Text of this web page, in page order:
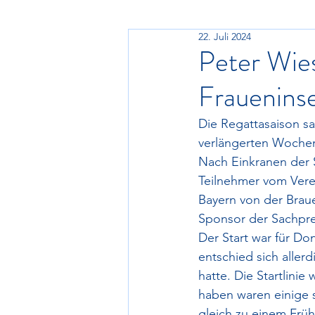
Peter
22. Juli 2024
Die Regattasaison
verlängerten
Nach Einkranen
Teilnehmer vom
Bayern von der
Sponsor der
Der Start war für
entschied sich
hatte. Die Startlinie
haben waren